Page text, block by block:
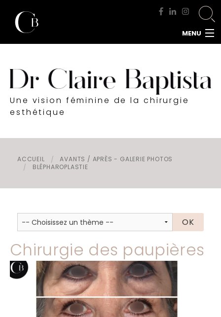
MENU
DOCTEUR BAPTISTA
CHIRURGIE MAMMAIRE
CHIRURGIE DU VISAGE
CHIRURGIE DE LA SILHOUETTE
CHIRURGIE INTIME
MÉDECINE ESTHÉTIQUE
RENDEZ-VOUS
Une vision féminine de la chirurgie
esthétique
ACCUEIL
AVANTS / APRÈS - GALERIE PHOTOS
BLÉPHAROPLASTIE
Chirurgie des paupières